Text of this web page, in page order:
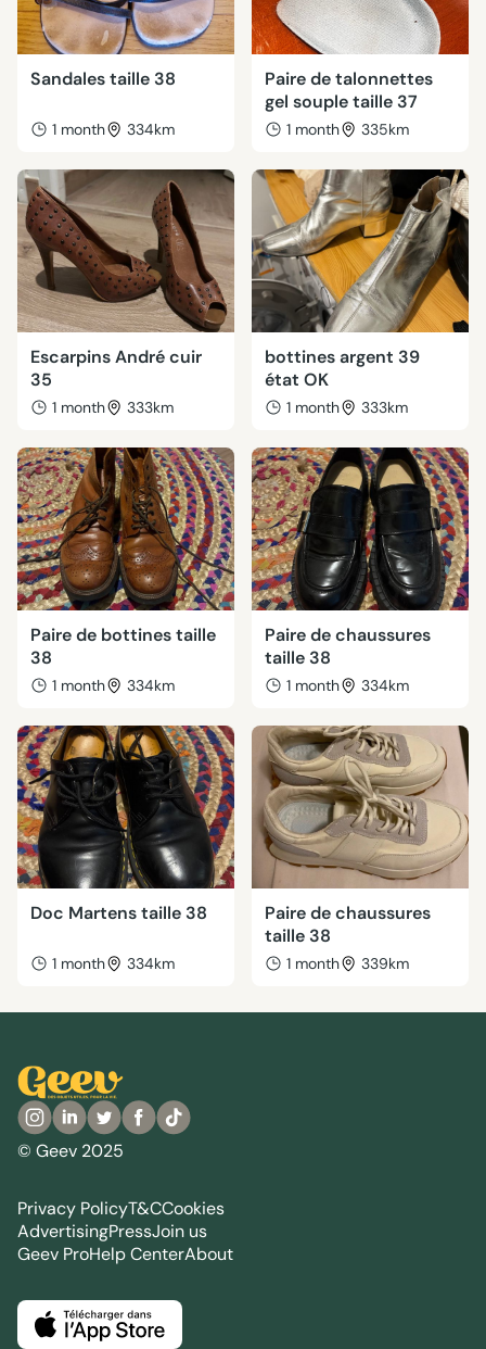
Sandales taille 38
1 month 334km
Paire de talonnettes
gel souple taille 37
1 month 335km
Escarpins André cuir
35
1 month 333km
bottines argent 39
état OK
1 month 333km
Paire de bottines taille
38
1 month 334km
Paire de chaussures
taille 38
1 month 334km
Doc Martens taille 38
1 month 334km
Paire de chaussures
taille 38
1 month 339km
© Geev 2025
Privacy PolicyT&CCookies
AdvertisingPressJoin us
Geev ProHelp CenterAbout